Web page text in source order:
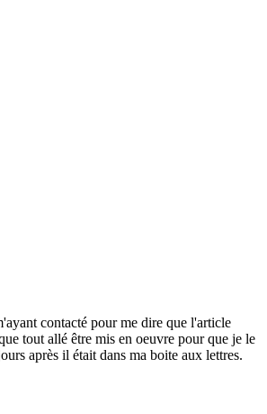
contacté pour me dire que l'article
tout allé être mis en oeuvre pour que je le
après il était dans ma boite aux lettres.